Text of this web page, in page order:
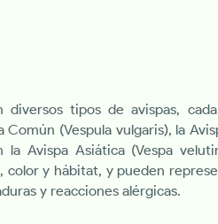
diversos tipos de avispas,
Común (Vespula vulgaris), la
la Avispa Asiática (Vespa
color y hábitat, y pueden
y reacciones alérgicas.